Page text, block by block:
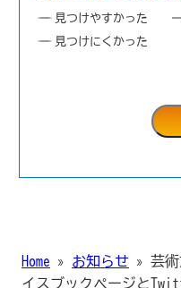
見つけやすかった
見つけにくかった
Home » お知らせ » 芸
イスブックページと